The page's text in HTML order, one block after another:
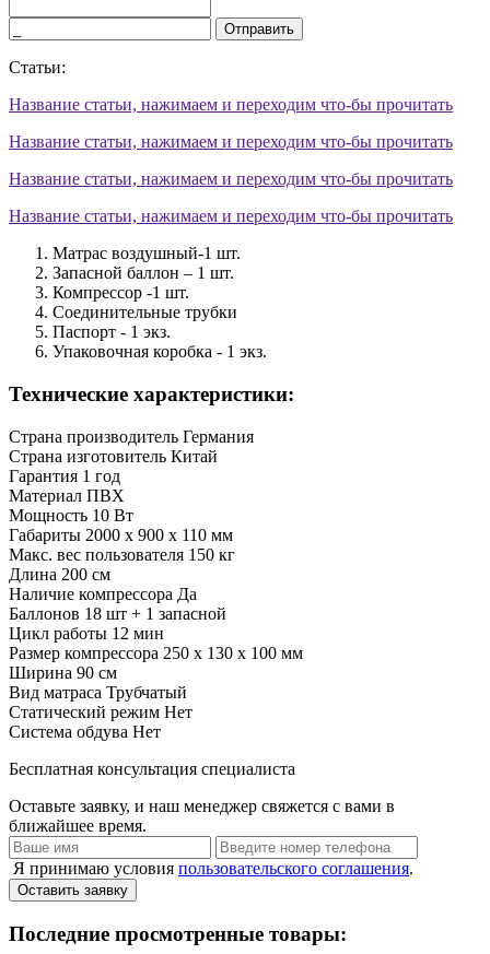
Отправить
Статьи:
Название статьи, нажимаем и переходим что-бы прочитать
Название статьи, нажимаем и переходим что-бы прочитать
Название статьи, нажимаем и переходим что-бы прочитать
Название статьи, нажимаем и переходим что-бы прочитать
Матрас воздушный-1 шт.
Запасной баллон – 1 шт.
Компрессор -1 шт.
Соединительные трубки
Паспорт - 1 экз.
Упаковочная коробка - 1 экз.
Технические характеристики:
Страна производитель Германия
Страна изготовитель Китай
Гарантия 1 год
Материал ПВХ
Мощность 10 Вт
Габариты 2000 х 900 х 110 мм
Макс. вес пользователя 150 кг
Длина 200 см
Наличие компрессора Да
Баллонов 18 шт + 1 запасной
Цикл работы 12 мин
Размер компрессора 250 х 130 х 100 мм
Ширина 90 см
Вид матраса Трубчатый
Статический режим Нет
Система обдува Нет
Бесплатная консультация специалиста
Оставьте заявку, и наш менеджер свяжется с вами в
ближайшее время.
Я принимаю условия пользовательского соглашения.
Оставить заявку
Последние просмотренные товары: